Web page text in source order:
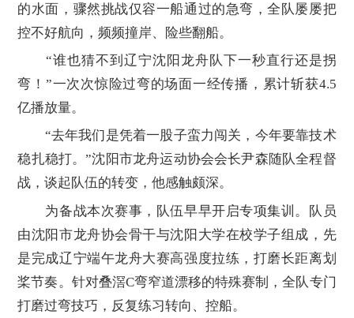
的水面，骤然挑战仅容一船通过的急弯，全队屡屡把
控不好航向，频频撞岸、险些翻船。
“谁也猜不到辽宁沈阳龙舟队下一秒直行还是拐
弯！”一次次惊险过弯的场面一经传播，累计斩获4.5
亿播放量。
“去年我们是凭着一股子蛮力闯关，今年要靠技术
稳扎稳打。”沈阳市龙舟运动协会会长尹森随队全程督
战，谈起队伍的转变，他感触颇深。
为备战本次赛事，队伍早早开启专项集训。队员
由沈阳市龙舟协会骨干与沈阳大学在校学子组成，先
是完成辽宁端午龙舟大赛高强度拉练，打磨长距离划
桨节奏。针对叠滘C弯窄道漂移的特殊赛制，全队专门
打磨过弯技巧，反复练习转向、控船。